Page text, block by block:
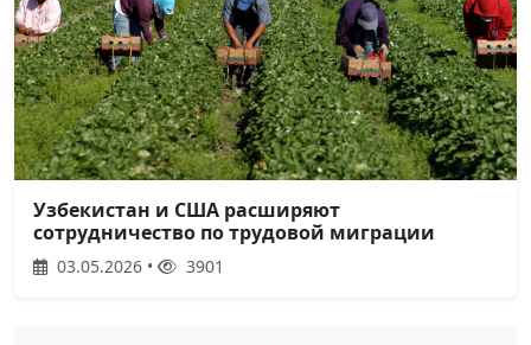
Узбекистан и США расширяют
сотрудничество по трудовой миграции
03.05.2026 • 3901